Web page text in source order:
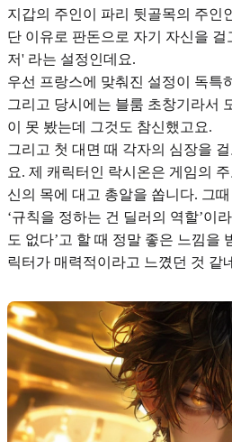
지갑의 주인이 파리 뒷골목의 주인
단 이유로 판돈으로 자기 자신을
저' 라는 설정인데요.
우선 프랑스에 맞춰진 설정이 독특
그리고 당시에는 블룸 초창기라서
이 못 봤는데 그것도 참신했고요.
그리고 첫 대면 때 각자의 심장을
요. 제 캐릭터인 락시온은 게임의
신의 목에 대고 총알을 쏩니다. 그
‘규칙을 정하는 건 딜러의 역할’이
도 없다’고 할 때 정말 좋은 느낌을
릭터가 매력적이라고 느꼈던 것 같